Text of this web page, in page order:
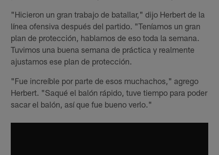
"Hicieron un gran trabajo de batallar," dijo Herbert de la
línea ofensiva después del partido. "Teníamos un gran
plan de protección, hablamos de eso toda la semana.
Tuvimos una buena semana de práctica y realmente
ajustamos ese plan de protección.
"Fue increíble por parte de esos muchachos," agrego
Herbert. "Saqué el balón rápido, tuve tiempo para poder
sacar el balón, así que fue bueno verlo."